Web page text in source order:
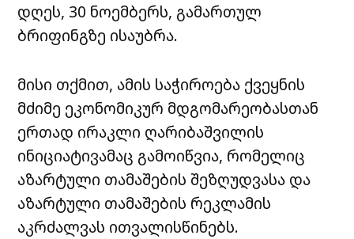
დღეს, 30 ნოემბერს, გამართულ
ბრიფინგზე ისაუბრა.
მისი თქმით, ამის საჭიროება ქვეყნის
მძიმე ეკონომიკურ მდგომარეობასთან
ერთად ირაკლი ღარიბაშვილის
ინიციატივამაც გამოიწვია, რომელიც
აზარტული თამაშების შეზღუდვასა და
აზარტული თამაშების რეკლამის
აკრძალვას ითვალისწინებს.